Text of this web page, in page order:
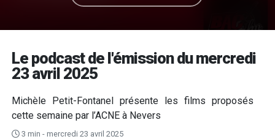
Le podcast de l'émission du mercredi
23 avril 2025
Michèle Petit-Fontanel présente les films proposés
cette semaine par l’ACNE à Nevers
3 min - mercredi 23 avril 2025